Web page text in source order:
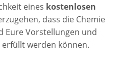
eines kostenlosen
dass die Chemie
Eure Vorstellungen und
werden können.